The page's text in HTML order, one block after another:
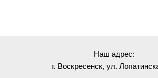
Наш адрес:
г. Воскресенск, ул.